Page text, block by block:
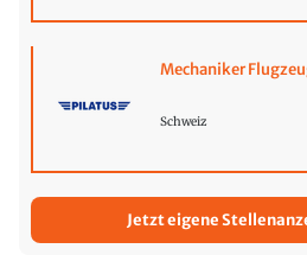
Mechaniker
Schweiz
Jetzt eigene